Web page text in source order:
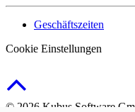
Geschäftszeiten
Cookie Einstellungen
© 2026 Kubus Software